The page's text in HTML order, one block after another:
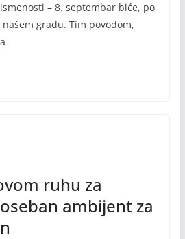
– 8. septembar biće, po
gradu. Tim povodom,
ruhu za
ambijent za